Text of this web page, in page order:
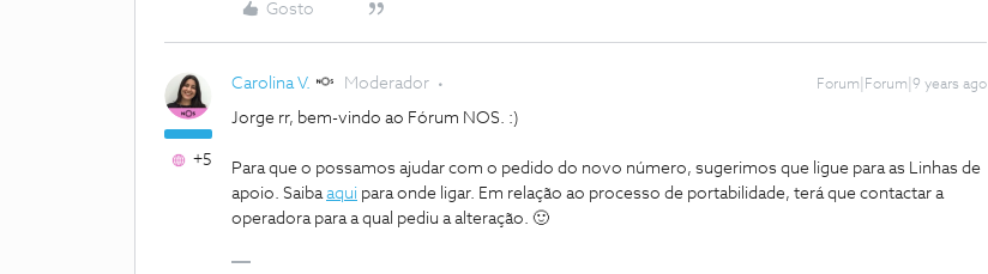
Gosto
+5
Carolina V. Moderador Forum|Forum|9 years ago
Jorge rr, bem-vindo ao Fórum NOS. :)
Para que o possamos ajudar com o pedido do novo número, sugerimos que ligue para as Linhas de
apoio. Saibaaqui para onde ligar. Em relação ao processo de portabilidade, terá que contactar a
operadora para a qual pediu a alteração. 🙂